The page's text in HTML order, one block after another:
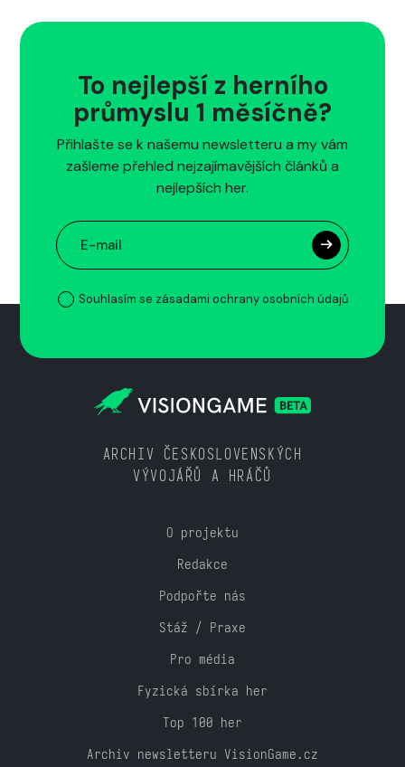
To nejlepší z herního
průmyslu 1 měsíčně?
Přihlašte se k našemu newsletteru a my vám
zašleme přehled nejzajímavějších článků a
nejlepších her.
Souhlasím se zásadami ochrany osobních údajů
ARCHIV ČESKOSLOVENSKÝCH
VÝVOJÁŘŮ A HRÁČŮ
O projektu
Redakce
Podpořte nás
Stáž / Praxe
Pro média
Fyzická sbírka her
Top 100 her
Archiv newsletteru VisionGame.cz